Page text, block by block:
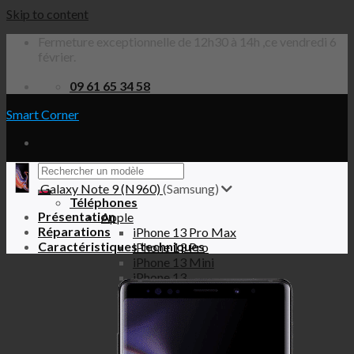
Skip to content
09 61 65 34 58
Smart Corner
Téléphones
Apple
iPhone 13 Pro Max
iPhone 13 Pro
iPhone 13 Mini
iPhone 13
iPhone 12 Pro Max
iPhone 12 Mini
iPhone 12
Galaxy Note 9 (N960)(Samsung)
Présentation
Réparations
Caractéristiques techniques